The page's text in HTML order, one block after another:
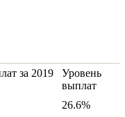
за 2019
Уровень
выплат
26.6%